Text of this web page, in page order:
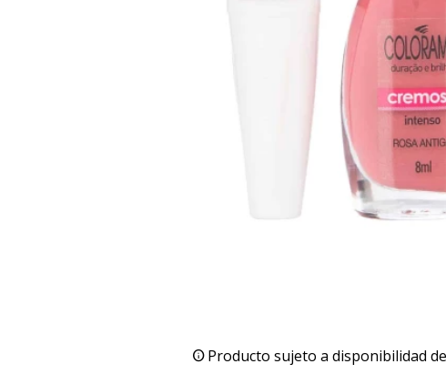
Producto sujeto a disponibilidad